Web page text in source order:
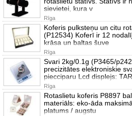
sievietei, kura v
Rīga
Koferis pulksteņu un citu
(P12534) Koferī ir 12
krāsa un baltas šuve
Rīga
Svari 2kg/0.1g (P3465/
precizitātes elektroniskie
piecciparu Lcd displejs:
Rīga
Rotaslietu koferis P8897
materiāls: eko-āda
platums / augstu